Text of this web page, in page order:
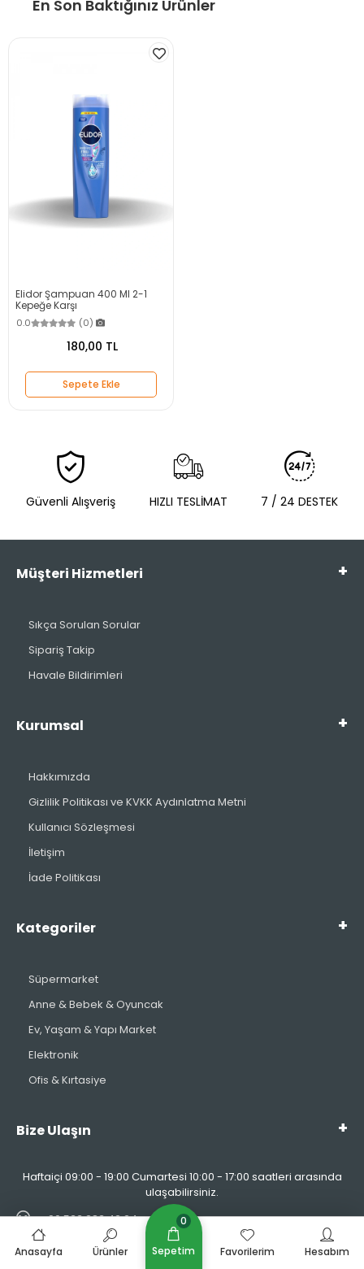
En Son Baktığınız Ürünler
Elidor Şampuan 400 Ml 2-1
Kepeğe Karşı
0.0 (0)
180,00 TL
Sepete Ekle
Güvenli Alışveriş HIZLI TESLİMAT 7 / 24 DESTEK
Müşteri Hizmetleri
Sıkça Sorulan Sorular
Sipariş Takip
Havale Bildirimleri
Kurumsal
Hakkımızda
Gizlilik Politikası ve KVKK Aydınlatma Metni
Kullanıcı Sözleşmesi
İletişim
İade Politikası
Kategoriler
Süpermarket
Anne & Bebek & Oyuncak
Ev, Yaşam & Yapı Market
Elektronik
Ofis & Kırtasiye
Bize Ulaşın
Haftaiçi 09:00 - 19:00 Cumartesi 10:00 - 17:00 saatleri arasında
ulaşabilirsiniz.
+90 533 283 42 24
bereketgross777@gmail.com
Anasayfa Ürünler Sepetim
0
Favorilerim Hesabım